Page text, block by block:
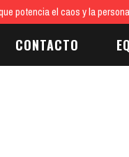
potencia el caos y la
CONTACTO